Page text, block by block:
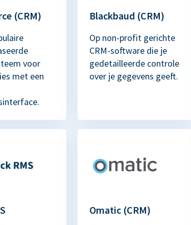
(CRM)
voor
met een
Blackbaud (CRM)
Op non-profit gerichte
CRM-software die je
gedetailleerde controle
over je gegevens geeft.
Omatic (CRM)